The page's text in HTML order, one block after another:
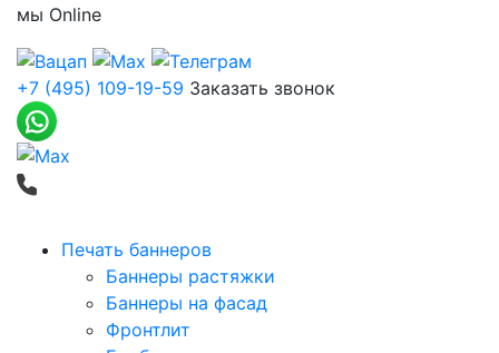
мы Online
+7 (495) 109-19-59 Заказать звонок
Печать баннеров
Баннеры растяжки
Баннеры на фасад
Фронтлит